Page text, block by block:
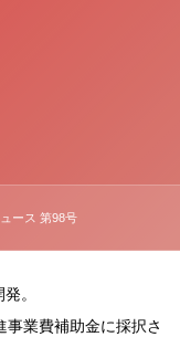
ース 第98号
。
業費補助金に採択さ